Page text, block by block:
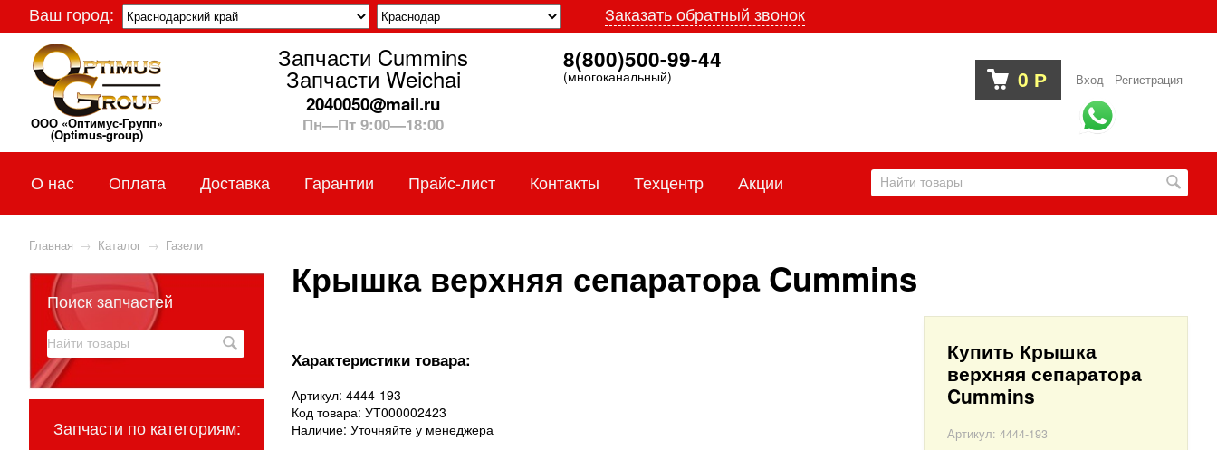
Ваш город: Заказать обратный звонок
ООО «Оптимус-Групп»
(Optimus-group)
Запчасти Cummins
Запчасти Weichai
2040050@mail.ru
Пн—Пт 9:00—18:00
8(800)500-99-44
(многоканальный) Вход Регистрация
0 Р
О нас Оплата Доставка Гарантии Прайс-лист Контакты Техцентр Акции
Главная → Каталог → Газели
Поиск запчастей
Запчасти по категориям:
Крышка верхняя сепаратора Cummins
Купить Крышка
верхняя сепаратора
Cummins
Артикул: 4444-193
Характеристики товара:
Артикул: 4444-193
Код товара: УТ000002423
Наличие: Уточняйте у менеджера